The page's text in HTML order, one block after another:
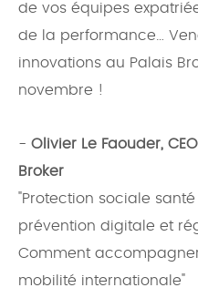
de vos équipes
de la performance…
innovations au Palais
novembre !
- Olivier Le Faouder,
Broker
"Protection sociale
prévention digitale et
Comment
mobilité internationale"